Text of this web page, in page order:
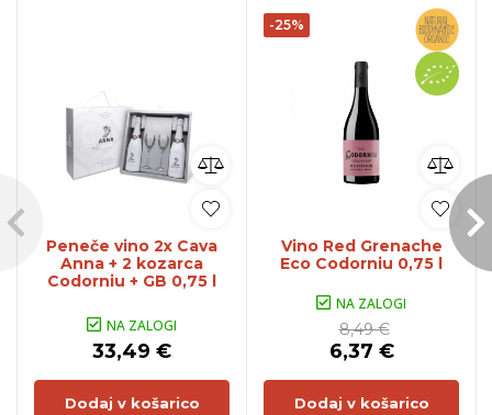
Peneče vino 2x Cava
Anna + 2 kozarca
Codorniu + GB 0,75 l
NA ZALOGI
33,49 €
Dodaj v košarico
-25%
Vino Red Grenache
Eco Codorniu 0,75 l
NA ZALOGI
8,49 €
6,37 €
Dodaj v košarico